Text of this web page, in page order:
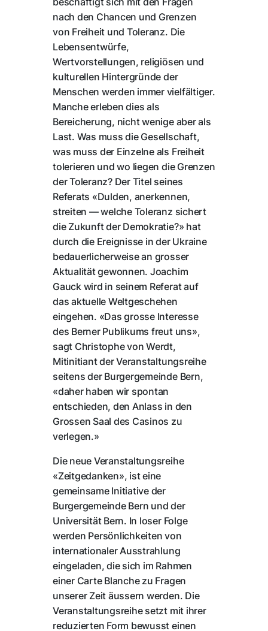
nach den Chancen und Grenzen
von Freiheit und Toleranz. Die
Lebensentwürfe,
Wertvorstellungen, religiösen und
kulturellen Hintergründe der
Menschen werden immer vielfältiger.
Manche erleben dies als
Bereicherung, nicht wenige aber als
Last. Was muss die Gesellschaft,
was muss der Einzelne als Freiheit
tolerieren und wo liegen die Grenzen
der Toleranz? Der Titel seines
Referats «Dulden, anerkennen,
streiten — welche Toleranz sichert
die Zukunft der Demokratie?» hat
durch die Ereignisse in der Ukraine
bedauerlicherweise an grosser
Aktualität gewonnen. Joachim
Gauck wird in seinem Referat auf
das aktuelle Weltgeschehen
eingehen. «Das grosse Interesse
des Berner Publikums freut uns»,
sagt Christophe von Werdt,
Mitinitiant der Veranstaltungsreihe
seitens der Burgergemeinde Bern,
«daher haben wir spontan
entschieden, den Anlass in den
Grossen Saal des Casinos zu
verlegen.»
Die neue Veranstaltungsreihe
«Zeitgedanken», ist eine
gemeinsame Initiative der
Burgergemeinde Bern und der
Universität Bern. In loser Folge
werden Persönlichkeiten von
internationaler Ausstrahlung
eingeladen, die sich im Rahmen
einer Carte Blanche zu Fragen
unserer Zeit äussern werden. Die
Veranstaltungsreihe setzt mit ihrer
reduzierten Form bewusst einen